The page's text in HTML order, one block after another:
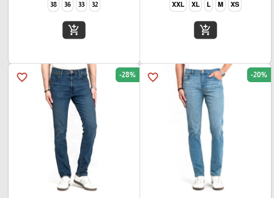
XS
M
L
XL
XXL
add_shopping_cart
32
33
36
38
add_shopping_cart
favorite_border -20%
favorite_border -28%